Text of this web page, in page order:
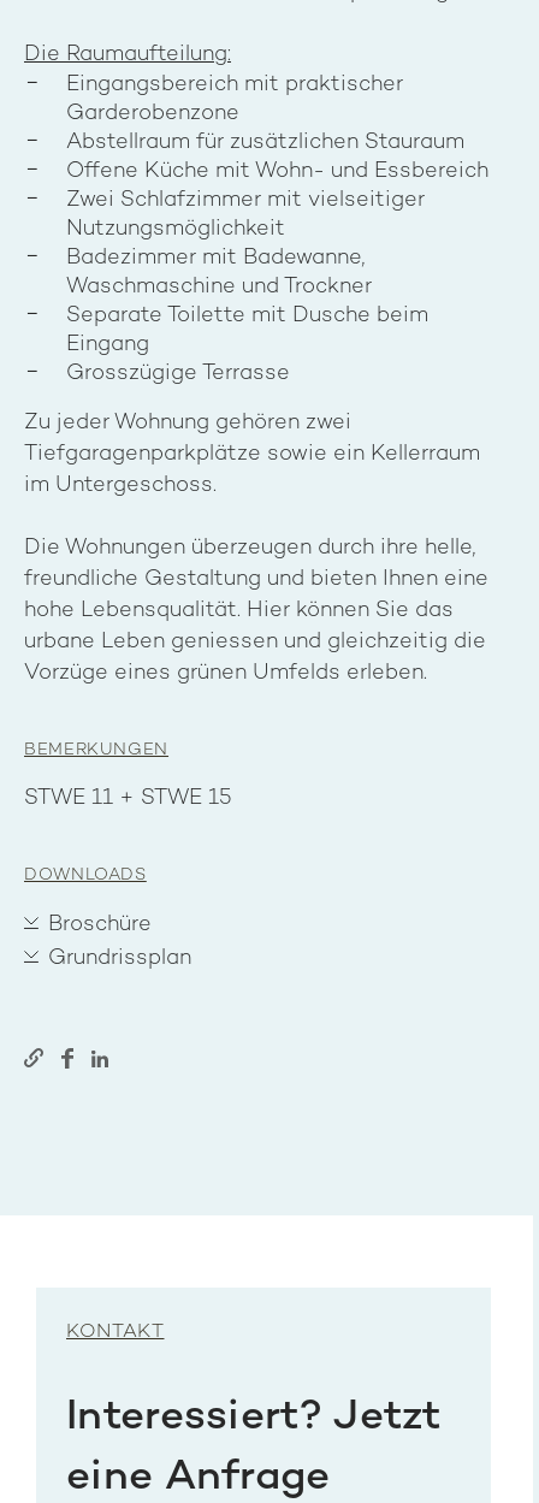
Die Raumaufteilung:
Eingangsbereich mit praktischer
Garderobenzone
Abstellraum für zusätzlichen Stauraum
Offene Küche mit Wohn- und Essbereich
Zwei Schlafzimmer mit vielseitiger
Nutzungsmöglichkeit
Badezimmer mit Badewanne,
Waschmaschine und Trockner
Separate Toilette mit Dusche beim
Eingang
Grosszügige Terrasse
Zu jeder Wohnung gehören zwei
Tiefgaragenparkplätze sowie ein Kellerraum
im Untergeschoss.
Die Wohnungen überzeugen durch ihre helle,
freundliche Gestaltung und bieten Ihnen eine
hohe Lebensqualität. Hier können Sie das
urbane Leben geniessen und gleichzeitig die
Vorzüge eines grünen Umfelds erleben.
BEMERKUNGEN
STWE 11 + STWE 15
DOWNLOADS
Broschüre
Grundrissplan
KONTAKT
Interessiert? Jetzt
eine Anfrage